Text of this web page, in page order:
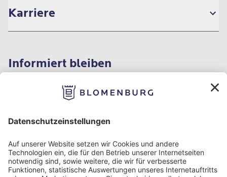
Karriere
Informiert bleiben
Impressum